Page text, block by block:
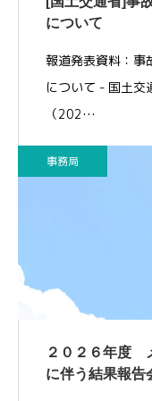
について
報道発表資料：
について - 国土
（202…
事務局
２０２６年度
に伴う結果報